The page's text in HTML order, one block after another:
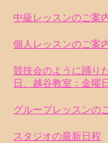
中級レッスンのご案
個人レッスンのご案
競技会のように踊り
日、越谷教室：金曜日
グループレッスンの
スタジオの最新日程